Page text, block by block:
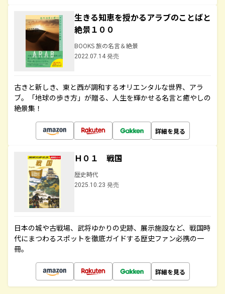
生きる知恵を授かるアラブのことばと
絶景１００
BOOKS 旅の名言＆絶景
2022.07.14 発売
古きと新しき、東と西が調和するオリエンタルな世界、アラ
ブ。「地球の歩き方」が贈る、人生を輝かせる名言と癒やしの
絶景集！
詳細を見る
Ｈ０１ 戦国
歴史時代
2025.10.23 発売
日本の城や古戦場、武将ゆかりの史跡、展示施設など、戦国時
代にまつわるスポットを徹底ガイドする歴史ファン必携の一
冊。
詳細を見る